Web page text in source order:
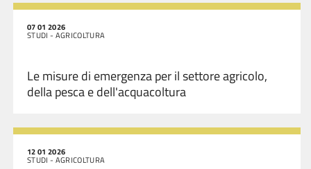
07 01 2026
STUDI - AGRICOLTURA
Le misure di emergenza per il settore agricolo,
della pesca e dell'acquacoltura
12 01 2026
STUDI - AGRICOLTURA